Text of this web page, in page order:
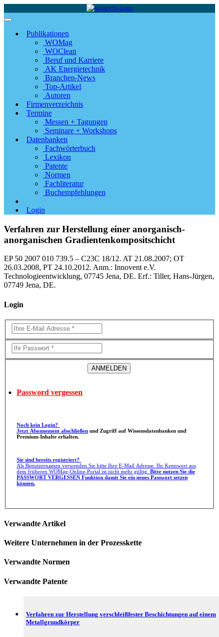
Publikationen
WOMag
WOClean
Beruf und Karriere
AK Energietechnik
Branchen-News
Top-Artikel
Autoren
Firmenverzeichnis
Termine
Messen + Tagungen
Seminare + Workshops
Datenbanken
Fachwörterbuch
Lexikon
Patente
Normen
Fachliteratur
Buchempfehlungen
Login
Verfahren zur Herstellung einer anorganisch-
anorganischen Gradientenkompositschicht
EP 50 2007 010 739.5 – C23C 18/12. AT 21.08.2007; OT
26.03.2008, PT 24.10.2012. Anm.: Innovent e.V.
Technologieentwicklung, 07745 Jena, DE. Erf.: Tiller, Hans-Jürgen,
07749 Jena, DE.
Login
Password vergessen
Noch kein Login?
Jetzt Abonnement abschließen
Premium-Inhalte erhalten.
Sie sind bereits registriert?
Als Benutzernamen verwenden Sie bitte Ihre E-Mail Adresse. Ihr Kennwort aus
dem früheren WOMag-Online-Portal ist nicht mehr gültig. Bitte nutzen Sie die
PASSWORT VERGESSEN Funktion damit Sie ein neues Passwort setzen
können.
Verwandte Artikel
Weitere Unternehmen in der Prozesskette
Verwandte Normen
Verwandte Patente
Verfahren zur Herstellung verschleißfester Beschichtungen auf einem
Metallgrundkörper